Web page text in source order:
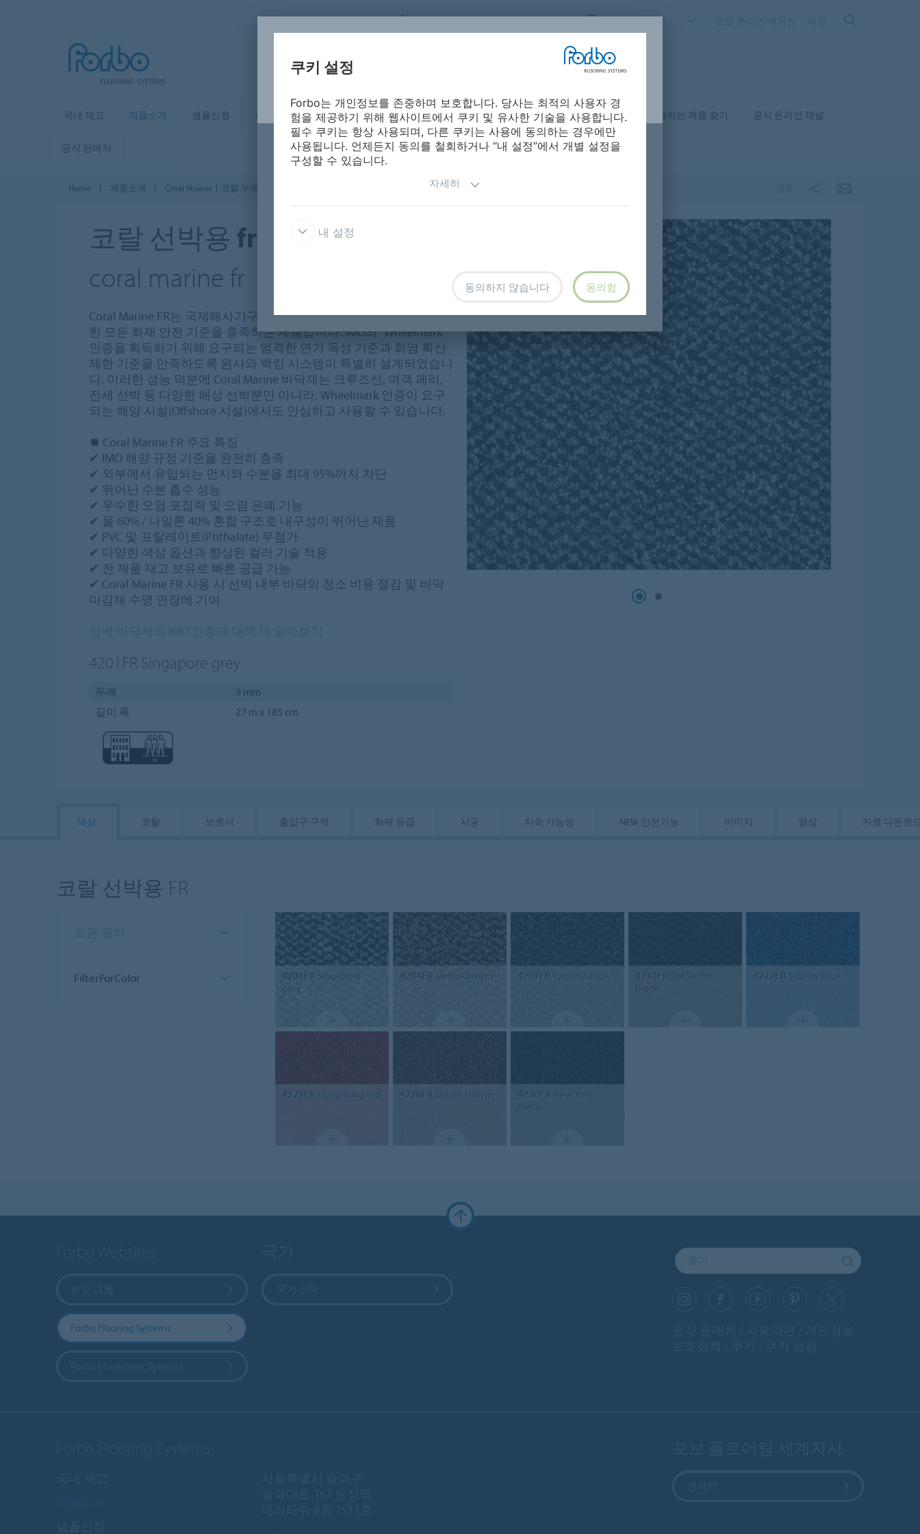
FORBO FLOORING SYSTEMS SOUTH KOREA
국내 재고 제품소개 샘플신청 사례ㅣ시뮬레이션
시방서ㅣ제품 자
료
설치 및 유지보수
포보 온라인 매거
진
원하는 제품 찾기 공식 온라인 채널
공식 판매처
Home 제품소개 Coral Nuwayㅣ코랄 누웨이 코랄 선박용 FR
코랄 선박용 fr
coral marine fr
Coral Marine FR는 국제해사기구(IMO)가 선박용 바닥재에 대해 규정
한 모든 화재 안전 기준을 충족하는 제품입니다. IMO의 “Wheelmark”
인증을 획득하기 위해 요구되는 엄격한 연기 독성 기준과 화염 확산
제한 기준을 만족하도록 원사와 백킹 시스템이 특별히 설계되었습니
다. 이러한 성능 덕분에 Coral Marine 바닥재는 크루즈선, 여객 페리,
전세 선박 등 다양한 해상 선박뿐만 아니라, Wheelmark 인증이 요구
되는 해양 시설(Offshore 시설)에서도 안심하고 사용할 수 있습니다.
⏹ Coral Marine FR 주요 특징
✔ IMO 해양 규정 기준을 완전히 충족
✔ 외부에서 유입되는 먼지와 수분을 최대 95%까지 차단
✔ 뛰어난 수분 흡수 성능
✔ 우수한 오염 포집력 및 오염 은폐 기능
✔ 울 60% / 나일론 40% 혼합 구조로 내구성이 뛰어난 제품
✔ PVC 및 프탈레이트(Phthalate) 무첨가
✔ 다양한 색상 옵션과 향상된 컬러 기술 적용
✔ 전 제품 재고 보유로 빠른 공급 가능
✔ Coral Marine FR 사용 시 선박 내부 바닥의 청소 비용 절감 및 바닥
마감재 수명 연장에 기여
4201FR Singapore grey
두께
9 mm
길이 폭
27 m x 185 cm
색상 코랄 브로셔 출입구 구역 화재 등급 시공 지속 가능성 NEW 안전기능 이미지 영상 자료 다운로
코랄 선박용 FR
FilterForColor 4201FR Singapore
grey
4204FR Santos brown 4207FR Panama blue 4210FR Rotterdam
black
4222FR Sydney blue
4223FR Hong Kong red 4226FR Tanger brown 4230FR New York
black
Forbo Flooring Systems
쿠키 설정
Forbo는 개인정보를 존중하며 보호합니다. 당사는 최적의 사용자 경
험을 제공하기 위해 웹사이트에서 쿠키 및 유사한 기술을 사용합니다.
필수 쿠키는 항상 사용되며, 다른 쿠키는 사용에 동의하는 경우에만
사용됩니다. 언제든지 동의를 철회하거나 “내 설정”에서 개별 설정을
구성할 수 있습니다.
자세히
내 설정
동의하지 않습니다 동의함